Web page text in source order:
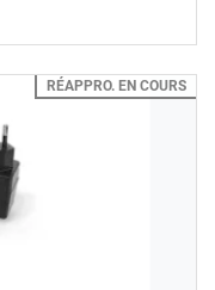
RÉAPPRO. EN COURS